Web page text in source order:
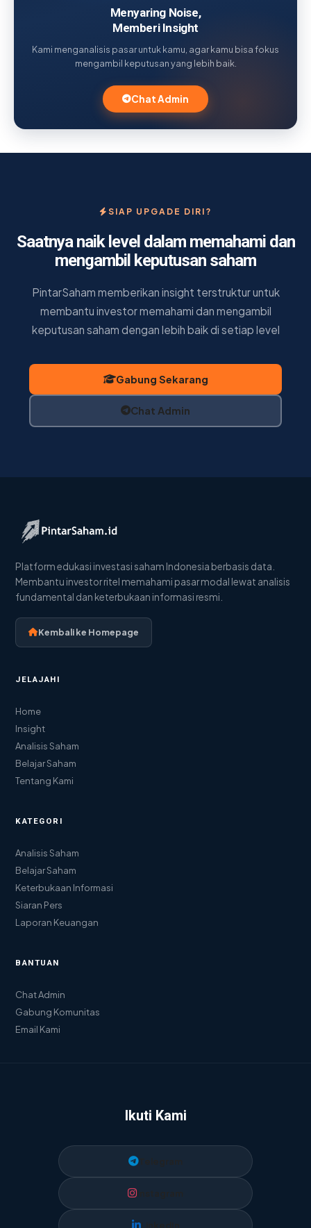
Menyaring Noise,
Memberi Insight
Kami menganalisis pasar untuk kamu, agar kamu bisa fokus
mengambil keputusan yang lebih baik.
Chat Admin
SIAP UPGADE DIRI?
Saatnya naik level dalam memahami dan
mengambil keputusan saham
PintarSaham memberikan insight terstruktur untuk
membantu investor memahami dan mengambil
keputusan saham dengan lebih baik di setiap level
Gabung Sekarang
Chat Admin
Platform edukasi investasi saham Indonesia berbasis data.
Membantu investor ritel memahami pasar modal lewat analisis
fundamental dan keterbukaan informasi resmi.
Kembali ke Homepage
JELAJAHI
Home
Insight
Analisis Saham
Belajar Saham
Tentang Kami
KATEGORI
Analisis Saham
Belajar Saham
Keterbukaan Informasi
Siaran Pers
Laporan Keuangan
BANTUAN
Chat Admin
Gabung Komunitas
Email Kami
Ikuti Kami
LinkedIn